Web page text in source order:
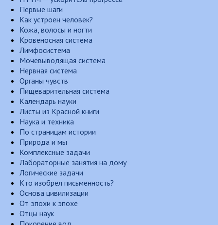
Первые шаги
Как устроен человек?
Кожа, волосы и ногти
Кровеносная система
Лимфосистема
Мочевыводящая система
Нервная система
Органы чувств
Пищеварительная система
Календарь науки
Листы из Красной книги
Наука и техника
По страницам истории
Природа и мы
Комплексные задачи
Лабораторные занятия на дому
Логические задачи
Кто изобрел письменность?
Основа цивилизации
От эпохи к эпохе
Отцы наук